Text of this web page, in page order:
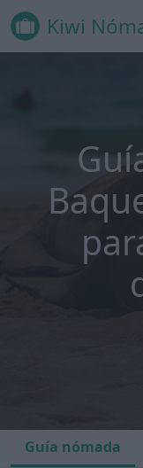
Kiwi
Guía nómada